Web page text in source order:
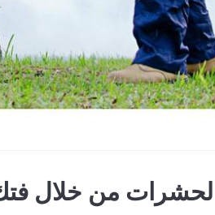
من خلال